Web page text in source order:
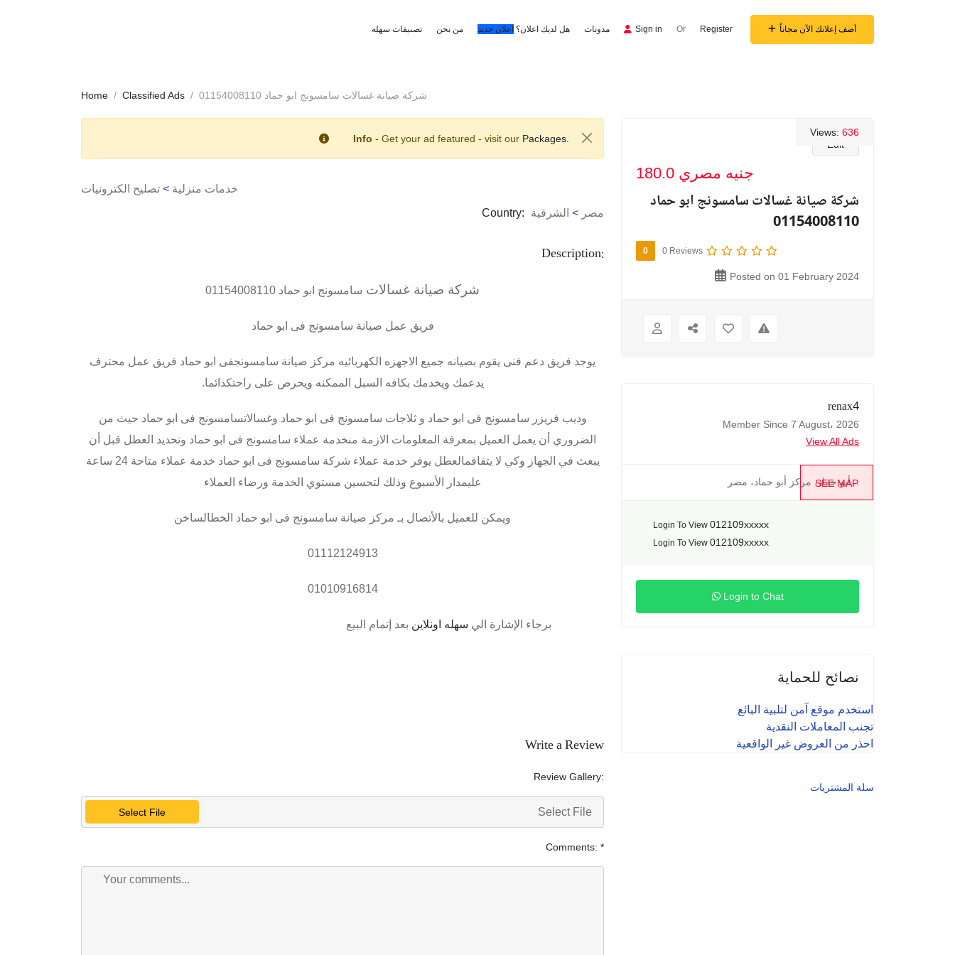
تصنيفات سهله من نحن هل لديك اعلان؟ اعلان جديد مدونات Sign in Or Register أضف إعلانك الآن مجاناً
Home Classified Ads شركة صيانة غسالات سامسونج ابو حماد 01154008110
Info - Get your ad featured - visit our Packages.
خدمات منزلية > تصليح الكترونيات
Country:
مصر > الشرقية
Description:
شركة صيانة غسالات سامسونج ابو حماد 01154008110
فريق عمل صيانة سامسونج فى ابو حماد
يوجد فريق دعم فنى يقوم بصيانه جميع الاجهزه الكهربائيه مركز صيانة سامسونجفى ابو حماد فريق عمل محترف
يدعمك ويخدمك بكافه السبل الممكنه ويحرص على راحتكدائما.
وديب فريزر سامسونج فى ابو حماد و ثلاجات سامسونج فى ابو حماد وغسالاتسامسونج فى ابو حماد حيث من
الضروري أن يعمل العميل بمعرفة المعلومات الازمة منخدمة عملاء سامسونج فى ابو حماد وتحديد العطل قبل أن
يبعث في الجهاز وكي لا يتفاقمالعطل يوفر خدمة عملاء شركة سامسونج فى ابو حماد خدمة عملاء متاحة 24 ساعة
عليمدار الأسبوع وذلك لتحسين مستوي الخدمة ورضاء العملاء
ويمكن للعميل بالأتصال بـ مركز صيانة سامسونج فى ابو حماد الخطالساخن
01112124913
01010916814
برجاء الإشارة الي سهله اونلاين بعد إتمام البيع
Write a Review
Review Gallery:
Select File Select File
Comments: *
Edit
Views: 636
180.0 جنيه مصري
شركة صيانة غسالات سامسونج ابو حماد
01154008110
0 0 Reviews
Posted on 01 February 2024
renax4
Member Since 7 August، 2026
View All Ads
SEE MAP
أبو حماد، مركز أبو حماد، مصر...
Login To View 012109xxxxx
Login To View 012109xxxxx
Login to Chat
نصائح للحماية
استخدم موقع آمن لتلبية البائع
تجنب المعاملات النقدية
احذر من العروض غير الواقعية
سلة المشتريات